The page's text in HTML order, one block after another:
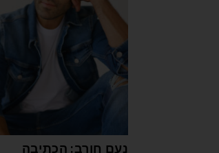
נעם חורב: הכתיבה